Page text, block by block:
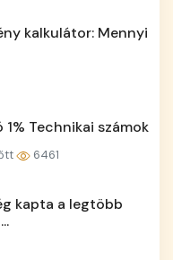
kalkulátor: Mennyi
1% Technikai számok
6461
kapta a legtöbb